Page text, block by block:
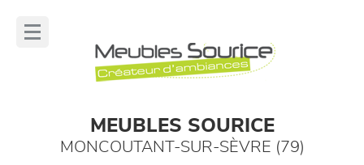
MEUBLES SOURICE
MONCOUTANT-SUR-SÈVRE (79)